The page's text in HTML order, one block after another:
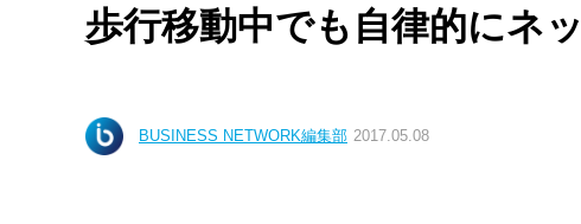
歩行移動中でも自律的にネ
BUSINESS NETWORK編集部 2017.05.08